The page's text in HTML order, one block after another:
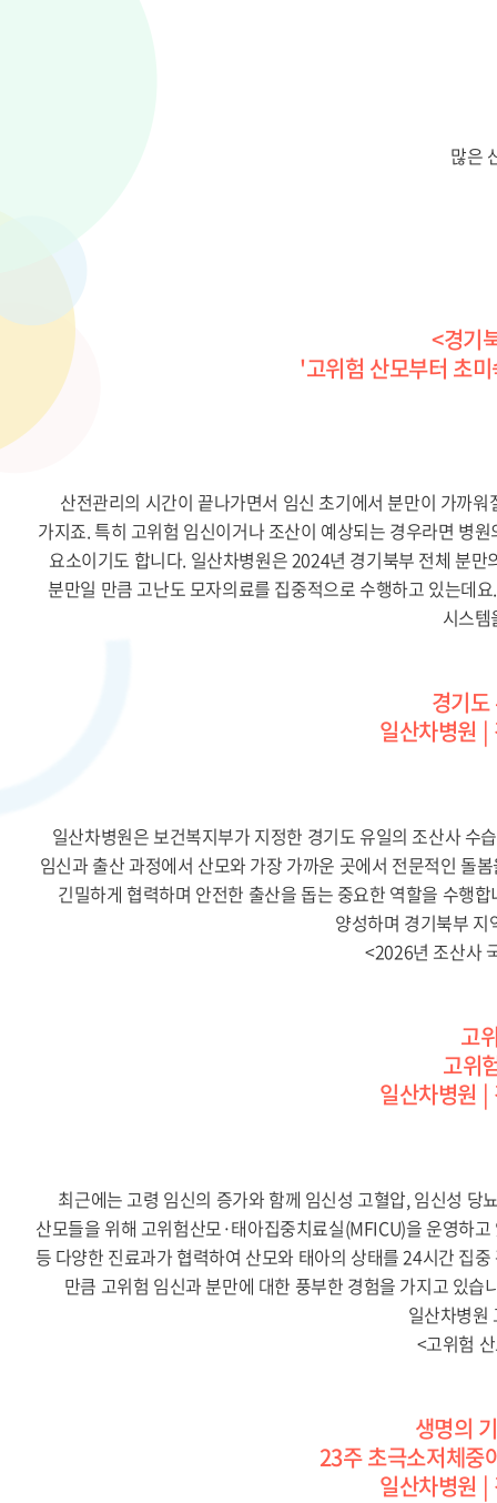
많은
<경기
'고위험 산모부터 초
산전관리의 시간이 끝나가면서 임신 초기에서 분만이 가까
가지죠. 특히 고위험 임신이거나 조산이 예상되는 경우라면 병
요소이기도 합니다. 일산차병원은 2024년 경기북부 전체 분
분만일 만큼 고난도 모자의료를 집중적으로 수행하고 있는데
시스
경기
일산차병원 |
일산차병원은 보건복지부가 지정한 경기도 유일의 조산사 수
임신과 출산 과정에서 산모와 가장 가까운 곳에서 전문적인 돌
긴밀하게 협력하며 안전한 출산을 돕는 중요한 역할을 수행
양성하며 경기북부
<2026년 조산사
고
고위
일산차병원 |
최근에는 고령 임신의 증가와 함께 임신성 고혈압, 임신성
산모들을 위해 고위험산모·태아집중치료실(MFICU)을 운영하
등 다양한 진료과가 협력하여 산모와 태아의 상태를 24시간 집
만큼 고위험 임신과 분만에 대한 풍부한 경험을 가지고 있
일산차병원
<고위험
생명의
23주 초극소저체중
일산차병원 |